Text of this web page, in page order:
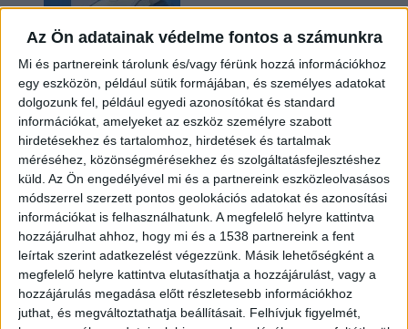
Az Ön adatainak védelme fontos a számunkra
Mi és partnereink tárolunk és/vagy férünk hozzá információkhoz
egy eszközön, például sütik formájában, és személyes adatokat
dolgozunk fel, például egyedi azonosítókat és standard
információkat, amelyeket az eszköz személyre szabott
hirdetésekhez és tartalomhoz, hirdetések és tartalmak
méréséhez, közönségmérésekhez és szolgáltatásfejlesztéshez
küld. Az Ön engedélyével mi és a partnereink eszközleolvasásos
módszerrel szerzett pontos geolokációs adatokat és azonosítási
információkat is felhasználhatunk. A megfelelő helyre kattintva
hozzájárulhat ahhoz, hogy mi és a 1538 partnereink a fent
leírtak szerint adatkezelést végezzünk. Másik lehetőségként a
megfelelő helyre kattintva elutasíthatja a hozzájárulást, vagy a
hozzájárulás megadása előtt részletesebb információkhoz
juthat, és megváltoztathatja beállításait. Felhívjuk figyelmét,
Kilencmillió alatt indul a legolcsóbb elektromos
Volkswagen